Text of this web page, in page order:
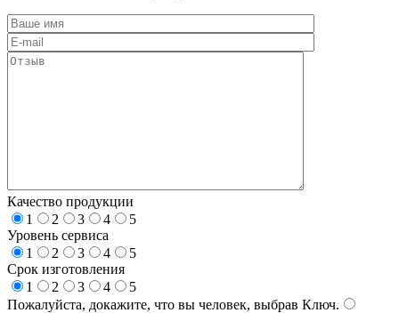
Качество продукции
1
2 3 4
5
Уровень сервиса
1
2 3 4
5
Срок изготовления
1
2 3 4
5
Пожалуйста, докажите, что вы человек, выбрав Ключ.